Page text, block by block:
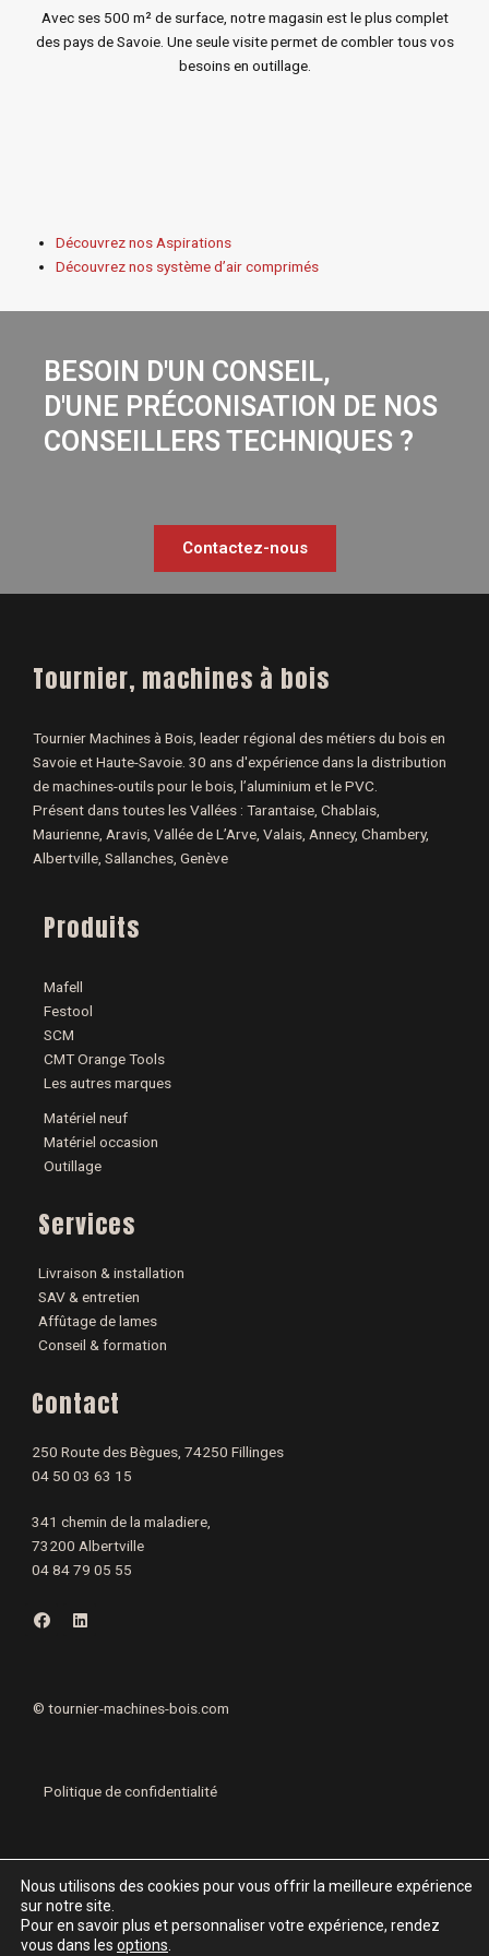
Avec ses 500 m² de surface, notre magasin est le plus complet
des pays de Savoie. Une seule visite permet de combler tous vos
besoins en outillage.
Découvrez nos Aspirations
Découvrez nos système d’air comprimés
BESOIN D'UN CONSEIL,
D'UNE PRÉCONISATION DE NOS
CONSEILLERS TECHNIQUES ?
Contactez-nous
Tournier, machines à bois
Tournier Machines à Bois, leader régional des métiers du bois en
Savoie et Haute-Savoie. 30 ans d'expérience dans la distribution
de machines-outils pour le bois, l’aluminium et le PVC.
Présent dans toutes les Vallées : Tarantaise, Chablais,
Maurienne, Aravis, Vallée de L’Arve, Valais, Annecy, Chambery,
Albertville, Sallanches, Genève
Produits
Mafell
Festool
SCM
CMT Orange Tools
Les autres marques
Matériel neuf
Matériel occasion
Outillage
Services
Livraison & installation
SAV & entretien
Affûtage de lames
Conseil & formation
Contact
250 Route des Bègues, 74250 Fillinges
04 50 03 63 15
341 chemin de la maladiere,
73200 Albertville
04 84 79 05 55
F
a
o
L
i
i
© tournier-machines-bois.com
Politique de confidentialité
Nous utilisons des cookies pour vous offrir la meilleure expérience
sur notre site.
Pour en savoir plus et personnaliser votre expérience, rendez
vous dans les options